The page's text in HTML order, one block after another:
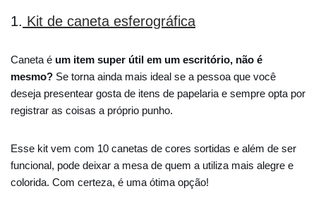
1. Kit de caneta esferográfica
Caneta é um item super útil em um escritório, não é
mesmo? Se torna ainda mais ideal se a pessoa que você
deseja presentear gosta de itens de papelaria e sempre opta por
registrar as coisas a próprio punho.
Esse kit vem com 10 canetas de cores sortidas e além de ser
funcional, pode deixar a mesa de quem a utiliza mais alegre e
colorida. Com certeza, é uma ótima opção!